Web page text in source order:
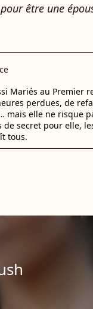
être une
Mariés au Premier
perdues, de
mais elle ne risque
de secret pour elle,
tous.